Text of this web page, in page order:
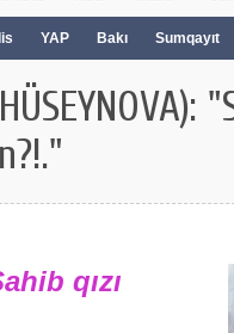
YAP Bakı Sumqayıt
qızı